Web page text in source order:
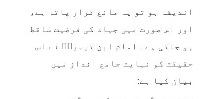
اندیشہ ہو تو یہ مانع قرار پاتا ہے،
اور اس صورت میں جہاد کی فرضیت ساقط
ہو جاتی ہے۔ امام ابن تیمیہؒ نے اس
حقیقت کو نہایت جامع انداز میں
بیان کیا ہے: